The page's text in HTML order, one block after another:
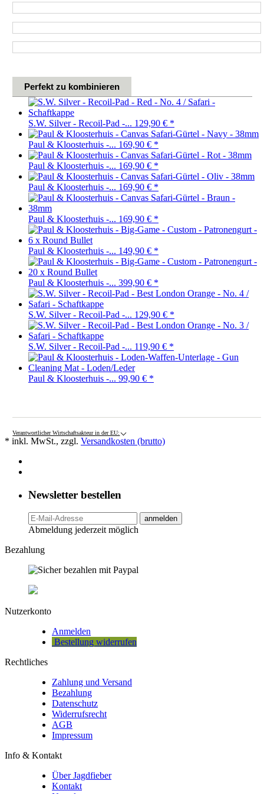
Perfekt zu kombinieren
S.W. Silver - Recoil-Pad -... 129,90 € *
Paul & Kloosterhuis -... 169,90 € *
Paul & Kloosterhuis -... 169,90 € *
Paul & Kloosterhuis -... 169,90 € *
Paul & Kloosterhuis -... 169,90 € *
Paul & Kloosterhuis -... 149,90 € *
Paul & Kloosterhuis -... 399,90 € *
S.W. Silver - Recoil-Pad -... 129,90 € *
S.W. Silver - Recoil-Pad -... 119,90 € *
Paul & Kloosterhuis -... 99,90 € *
Verantwortlicher Wirtschaftsakteur in der EU:
* inkl. MwSt., zzgl. Versandkosten (brutto)
Newsletter bestellen
anmelden
Abmeldung jederzeit möglich
Bezahlung
Nutzerkonto
Anmelden
Bestellung widerrufen
Rechtliches
Zahlung und Versand
Bezahlung
Datenschutz
Widerrufsrecht
AGB
Impressum
Info & Kontakt
Über Jagdfieber
Kontakt